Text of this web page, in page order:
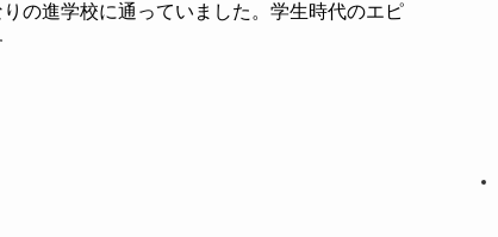
の進学校に通っていました。学生時代のエピ